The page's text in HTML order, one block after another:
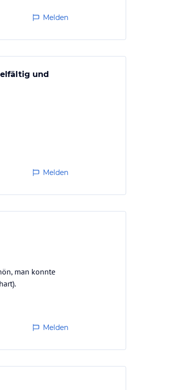
Melden
und
Melden
man konnte
Melden